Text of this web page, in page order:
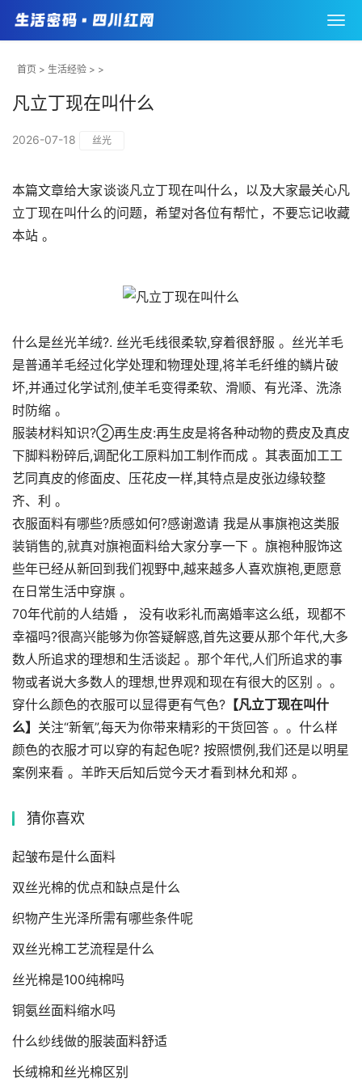
首页 > 生活经验 > >
凡立丁现在叫什么
2026-07-18 丝光
本篇文章给大家谈谈凡立丁现在叫什么，以及大家最关心凡
立丁现在叫什么的问题，希望对各位有帮忙，不要忘记收藏
本站 。
什么是丝光羊绒?. 丝光毛线很柔软,穿着很舒服 。丝光羊毛
是普通羊毛经过化学处理和物理处理,将羊毛纤维的鳞片破
坏,并通过化学试剂,使羊毛变得柔软、滑顺、有光泽、洗涤
时防缩 。
服装材料知识?②再生皮:再生皮是将各种动物的费皮及真皮
下脚料粉碎后,调配化工原料加工制作而成 。其表面加工工
艺同真皮的修面皮、压花皮一样,其特点是皮张边缘较整
齐、利 。
衣服面料有哪些?质感如何?感谢邀请 我是从事旗袍这类服
装销售的,就真对旗袍面料给大家分享一下 。旗袍种服饰这
些年已经从新回到我们视野中,越来越多人喜欢旗袍,更愿意
在日常生活中穿旗 。
70年代前的人结婚 ， 没有收彩礼而离婚率这么纸，现都不
幸福吗?很高兴能够为你答疑解惑,首先这要从那个年代,大多
数人所追求的理想和生活谈起 。那个年代,人们所追求的事
物或者说大多数人的理想,世界观和现在有很大的区别 。。
穿什么颜色的衣服可以显得更有气色? 【凡立丁现在叫什
么】 关注“新氧”,每天为你带来精彩的干货回答 。。什么样
颜色的衣服才可以穿的有起色呢? 按照惯例,我们还是以明星
案例来看 。羊昨天后知后觉今天才看到林允和郑 。
猜你喜欢
起皱布是什么面料
双丝光棉的优点和缺点是什么
织物产生光泽所需有哪些条件呢
双丝光棉工艺流程是什么
丝光棉是100纯棉吗
铜氨丝面料缩水吗
什么纱线做的服装面料舒适
长绒棉和丝光棉区别